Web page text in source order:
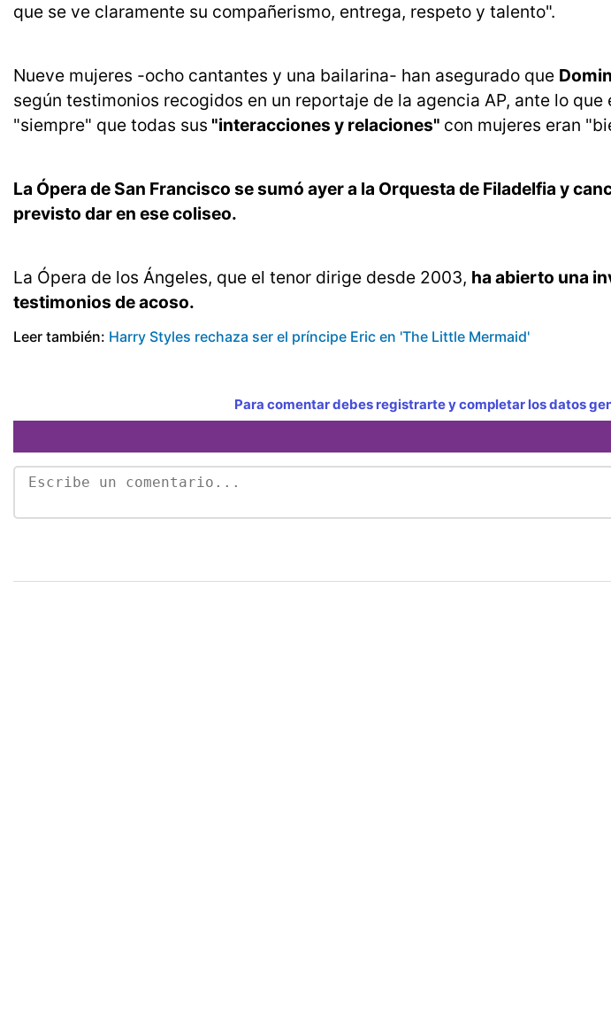
que se ve claramente su compañerismo, entrega, respeto y talento".
Nueve mujeres -ocho cantantes y una bailarina- han asegurado que
según testimonios recogidos en un reportaje de la agencia AP, ante lo
"siempre" que todas sus "interacciones y relaciones" con mujeres eran
La Ópera de San Francisco se sumó ayer a la Orquesta de Filadelfia y
previsto dar en ese coliseo.
La Ópera de los Ángeles, que el tenor dirige desde 2003, ha abierto una
testimonios de acoso.
Leer también: Harry Styles rechaza ser el príncipe Eric en 'The Little Mermaid'
Para comentar debes registrarte y completar los datos